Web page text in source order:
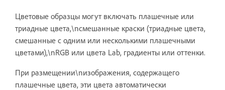
Цветовые образцы могут включать плашечные или
триадные цвета,\nсмешанные краски (триадные цвета,
смешанные с одним или несколькими плашечными
цветами),\nRGB или цвета Lab, градиенты или оттенки.
При размещении\nизображения, содержащего
плашечные цвета, эти цвета автоматически